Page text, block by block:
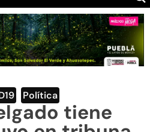
SECTION
Política
tiene